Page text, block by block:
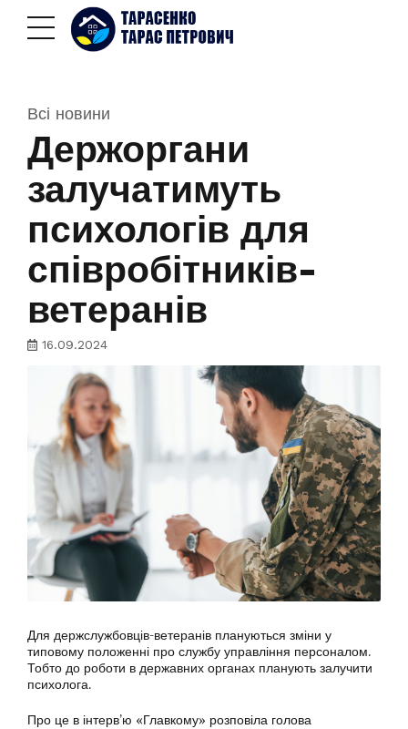
Всі новини
Держоргани
залучатимуть
психологів для
співробітників-
ветеранів
16.09.2024
Для держслужбовців-ветеранів плануються зміни у
типовому положенні про службу управління персоналом.
Тобто до роботи в державних органах планують залучити
психолога.
Про це в інтерв’ю «Главкому» розповіла голова